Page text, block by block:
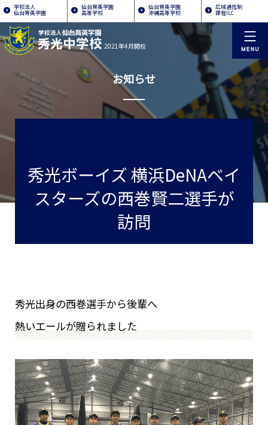
学校法人
仙台育英学園
仙台育英学園
高等学校
仙台育英学園
沖縄高等学校
広域通信制
課程ILC
2021年4月開校
お知らせ
秀光ボーイズ 横浜DeNAベイ
スターズの西巻賢二選手が
訪問
秀光出身の西巻選手から後輩へ
熱いエールが贈られました